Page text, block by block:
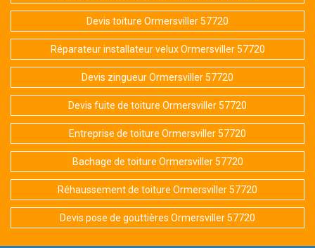
Devis toiture Ormersviller 57720
Réparateur installateur velux Ormersviller 57720
Devis zingueur Ormersviller 57720
Devis fuite de toiture Ormersviller 57720
Entreprise de toiture Ormersviller 57720
Bachage de toiture Ormersviller 57720
Réhaussement de toiture Ormersviller 57720
Devis pose de gouttières Ormersviller 57720